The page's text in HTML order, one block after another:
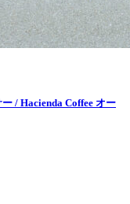
/ Hacienda Coffee オー